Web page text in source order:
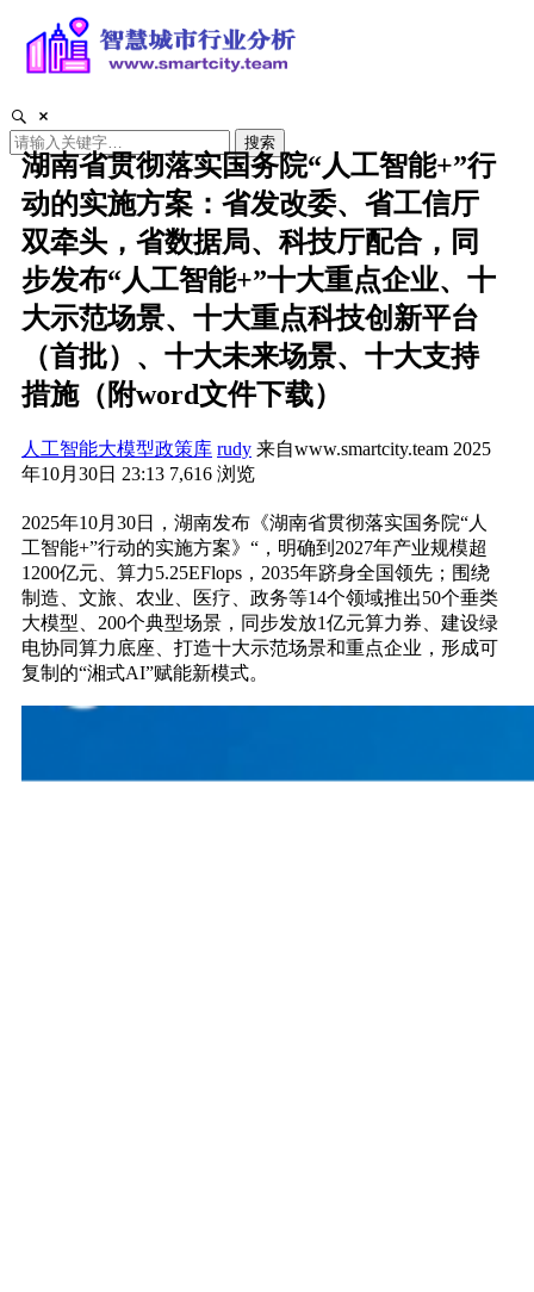
搜索
湖南省贯彻落实国务院“人工智能+”行
动的实施方案：省发改委、省工信厅
双牵头，省数据局、科技厅配合，同
步发布“人工智能+”十大重点企业、十
大示范场景、十大重点科技创新平台
（首批）、十大未来场景、十大支持
措施（附word文件下载）
人工智能大模型政策库 rudy 来自www.smartcity.team 2025
年10月30日 23:13 7,616 浏览
2025年10月30日，湖南发布《湖南省贯彻落实国务院“人
工智能+”行动的实施方案》“，明确到2027年产业规模超
1200亿元、算力5.25EFlops，2035年跻身全国领先；围绕
制造、文旅、农业、医疗、政务等14个领域推出50个垂类
大模型、200个典型场景，同步发放1亿元算力券、建设绿
电协同算力底座、打造十大示范场景和重点企业，形成可
复制的“湘式AI”赋能新模式。